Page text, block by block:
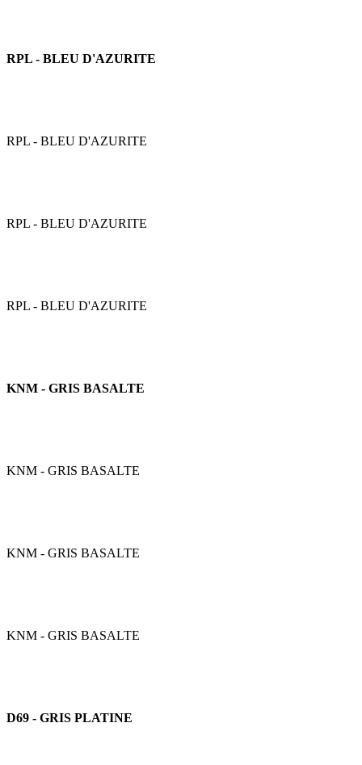
RPL - BLEU D'AZURITE
RPL - BLEU D'AZURITE
RPL - BLEU D'AZURITE
RPL - BLEU D'AZURITE
KNM - GRIS BASALTE
KNM - GRIS BASALTE
KNM - GRIS BASALTE
KNM - GRIS BASALTE
D69 - GRIS PLATINE